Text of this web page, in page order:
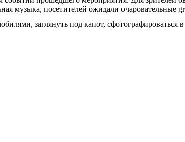
музыка, посетителей ожидали
заглянуть под капот, сфотографироваться